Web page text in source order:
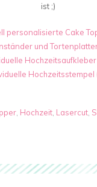
ist ;)
personalisierte Cake
und
Hochzeitsstempel
Hochzeit Lasercut